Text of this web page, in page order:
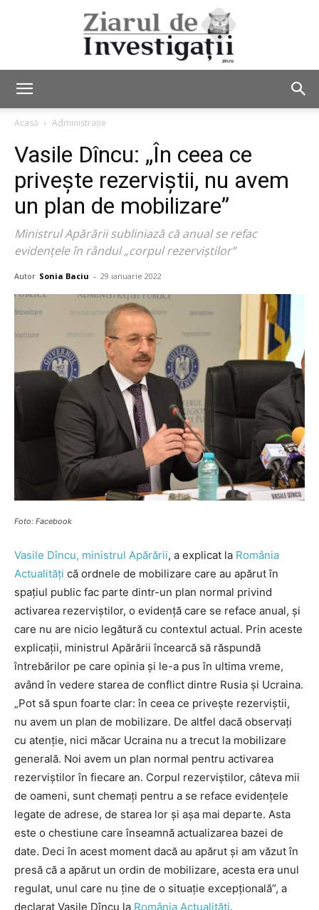
de
Investigații
Acasă Administrație
Vasile Dîncu: „În ceea ce
privește rezerviştii, nu avem
un plan de mobilizare”
Ministrul Apărării subliniază că anual se refac
evidențele în rândul „corpul rezerviștilor”
Autor Sonia Baciu - 29 ianuarie 2022
Foto: Facebook
Vasile Dîncu, ministrul Apărării, a explicat la România
Actualități că ordnele de mobilizare care au apărut în
spațiul public fac parte dintr-un plan normal privind
activarea rezerviștilor, o evidență care se reface anual, și
care nu are nicio legătură cu contextul actual. Prin aceste
explicații, ministrul Apărării încearcă să răspundă
întrebărilor pe care opinia și le-a pus în ultima vreme,
având în vedere starea de conflict dintre Rusia și Ucraina.
„Pot să spun foarte clar: în ceea ce privește rezerviştii,
nu avem un plan de mobilizare. De altfel dacă observați
cu atenție, nici măcar Ucraina nu a trecut la mobilizare
generală. Noi avem un plan normal pentru activarea
rezerviștilor în fiecare an. Corpul rezerviștilor, câteva mii
de oameni, sunt chemați pentru a se reface evidențele
legate de adrese, de starea lor și așa mai departe. Asta
este o chestiune care înseamnă actualizarea bazei de
date. Deci în acest moment dacă au apărut și am văzut în
presă că a apărut un ordin de mobilizare, acesta era unul
regulat, unul care nu ține de o situație excepțională”, a
declarat Vasile Dîncu la România Actualități.